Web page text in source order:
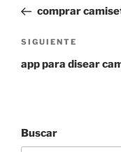
entradas
anterior:
comprar
Siguiente
entrada
SIGUIENTE
app para disear
Buscar